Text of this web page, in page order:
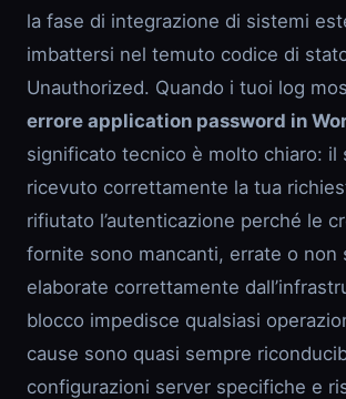
la fase di integrazione di sistemi
imbattersi nel temuto codice di
Unauthorized. Quando i tuoi log
errore application password in
significato tecnico è molto chiaro: il
ricevuto correttamente la tua
rifiutato l’autenticazione perché le
fornite sono mancanti, errate o non
elaborate correttamente
blocco impedisce qualsiasi
cause sono quasi sempre
configurazioni server specifiche e